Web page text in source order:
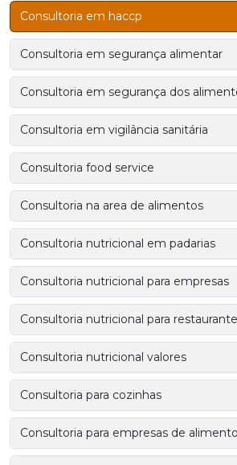
Consultoria em haccp
Consultoria em segurança alimentar
Consultoria em segurança dos
Consultoria em vigilância sanitária
Consultoria food service
Consultoria na area de alimentos
Consultoria nutricional em padarias
Consultoria nutricional para empresas
Consultoria nutricional para
Consultoria nutricional valores
Consultoria para cozinhas
Consultoria para empresas de